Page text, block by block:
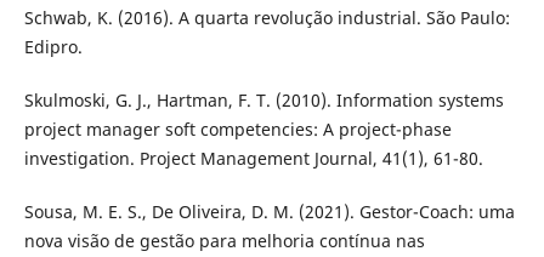
Schwab, K. (2016). A quarta revolução industrial. São Paulo:
Edipro.
Skulmoski, G. J., Hartman, F. T. (2010). Information systems
project manager soft competencies: A project-phase
investigation. Project Management Journal, 41(1), 61-80.
Sousa, M. E. S., De Oliveira, D. M. (2021). Gestor-Coach: uma
nova visão de gestão para melhoria contínua nas